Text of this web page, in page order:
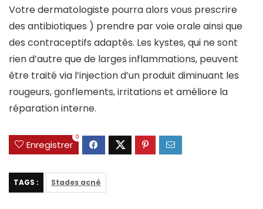
Votre dermatologiste pourra alors vous prescrire
des antibiotiques ) prendre par voie orale ainsi que
des contraceptifs adaptés. Les kystes, qui ne sont
rien d’autre que de larges inflammations, peuvent
être traité via l’injection d’un produit diminuant les
rougeurs, gonflements, irritations et améliore la
réparation interne.
Enregistrer
0
TAGS : Stades acné